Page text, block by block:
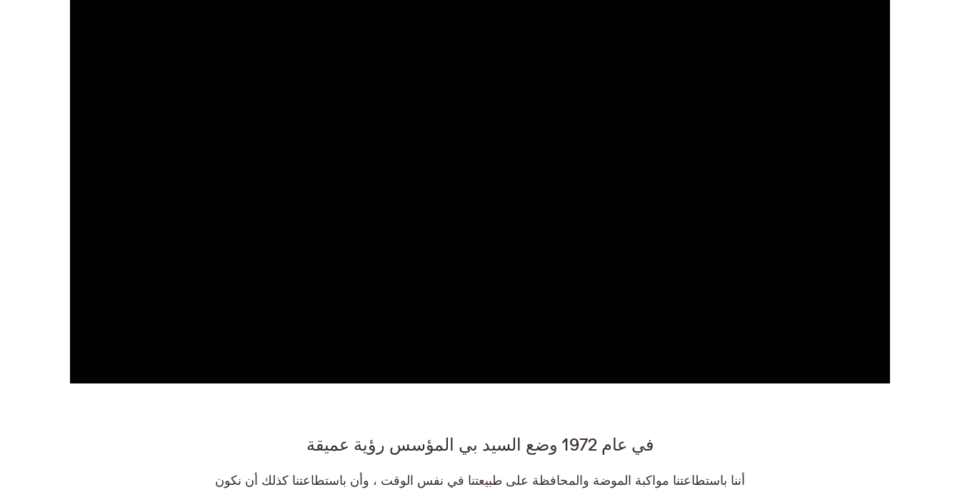
في عام 1972 وضع السيد بي المؤسس رؤية عميقة
أننا باستطاعتنا مواكبة الموضة والمحافظة على طبيعتنا في نفس الوقت ، وأن باستطاعتنا كذلك أن نكون